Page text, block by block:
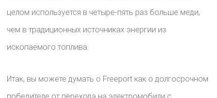
целом используется в четыре-пять раз больше меди,
чем в традиционных источниках энергии из
ископаемого топлива.
Итак, вы можете думать о Freeport как о долгосрочном